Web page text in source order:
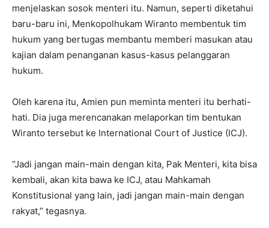
menjelaskan sosok menteri itu. Namun, seperti diketahui
baru-baru ini, Menkopolhukam Wiranto membentuk tim
hukum yang bertugas membantu memberi masukan atau
kajian dalam penanganan kasus-kasus pelanggaran
hukum.
Oleh karena itu, Amien pun meminta menteri itu berhati-
hati. Dia juga merencanakan melaporkan tim bentukan
Wiranto tersebut ke International Court of Justice (ICJ).
“Jadi jangan main-main dengan kita, Pak Menteri, kita bisa
kembali, akan kita bawa ke ICJ, atau Mahkamah
Konstitusional yang lain, jadi jangan main-main dengan
rakyat,” tegasnya.